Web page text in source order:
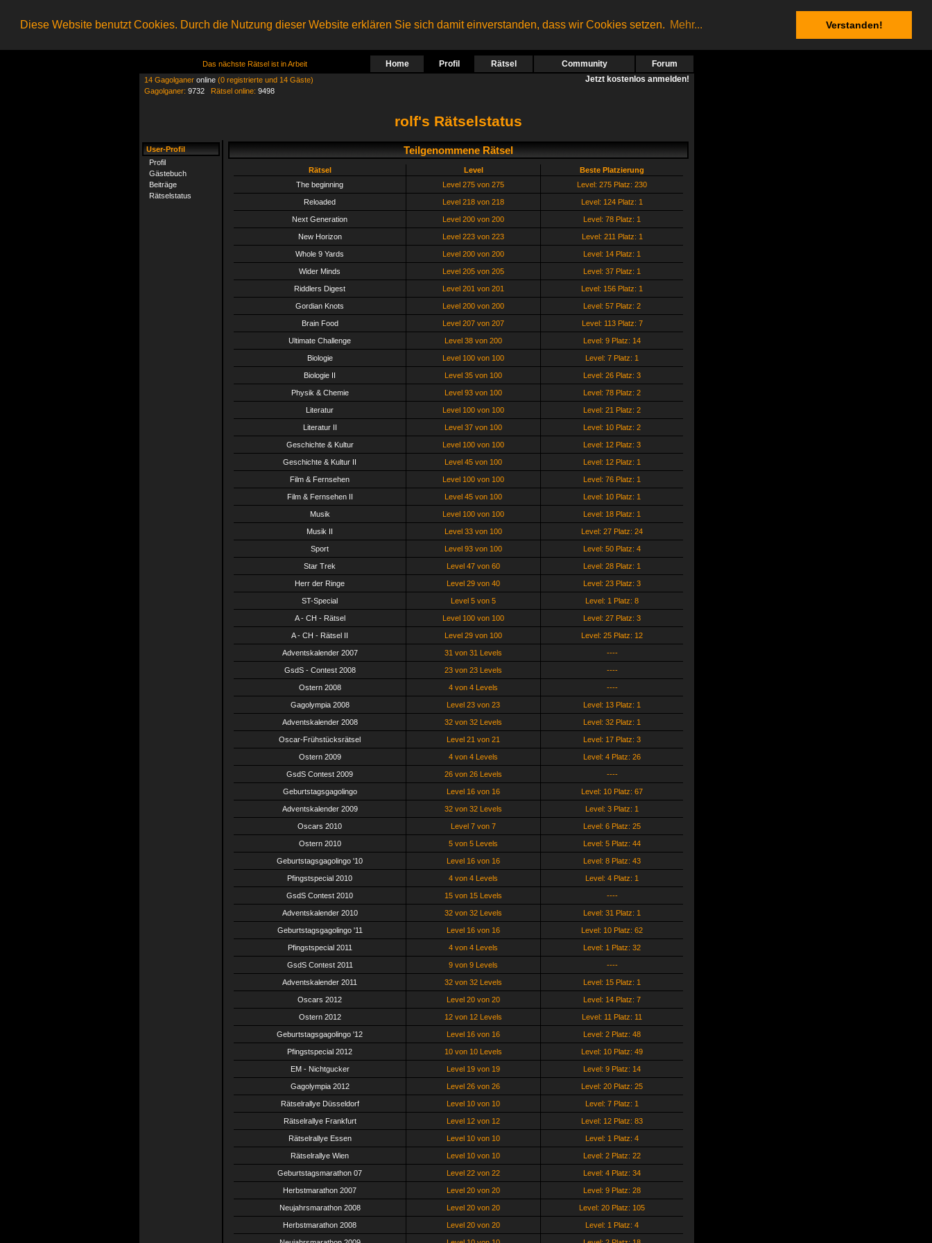
Diese Website benutzt Cookies. Durch die Nutzung dieser Website erklären Sie sich damit einverstanden, dass wir Cookies setzen. Mehr... Verstanden!
Das nächste Rätsel ist in Arbeit Home Profil Rätsel Community Forum
14 Gagolganer online (0 registrierte und 14 Gäste)
Gagolganer: 9732 Rätsel online: 9498
Jetzt kostenlos anmelden!
rolf's Rätselstatus
User-Profil
Profil
Gästebuch
Beiträge
Rätselstatus
Teilgenommene Rätsel
Rätsel Level
Beste Platzierung
The beginning
Level 275 von 275 Level: 275 Platz: 230
Reloaded Level 218 von 218 Level: 124 Platz: 1
Next Generation Level 200 von 200 Level: 78 Platz: 1
New Horizon Level 223 von 223 Level: 211 Platz: 1
Whole 9 Yards Level 200 von 200 Level: 14 Platz: 1
Wider Minds Level 205 von 205 Level: 37 Platz: 1
Riddlers Digest Level 201 von 201 Level: 156 Platz: 1
Gordian Knots Level 200 von 200 Level: 57 Platz: 2
Brain Food Level 207 von 207 Level: 113 Platz: 7
Ultimate Challenge Level 38 von 200 Level: 9 Platz: 14
Biologie Level 100 von 100 Level: 7 Platz: 1
Biologie II Level 35 von 100 Level: 26 Platz: 3
Physik & Chemie Level 93 von 100 Level: 78 Platz: 2
Literatur Level 100 von 100 Level: 21 Platz: 2
Literatur II Level 37 von 100 Level: 10 Platz: 2
Geschichte & Kultur Level 100 von 100 Level: 12 Platz: 3
Geschichte & Kultur II Level 45 von 100 Level: 12 Platz: 1
Film & Fernsehen Level 100 von 100 Level: 76 Platz: 1
Film & Fernsehen II Level 45 von 100 Level: 10 Platz: 1
Musik Level 100 von 100 Level: 18 Platz: 1
Musik II Level 33 von 100 Level: 27 Platz: 24
Sport Level 93 von 100 Level: 50 Platz: 4
Star Trek Level 47 von 60 Level: 28 Platz: 1
Herr der Ringe Level 29 von 40 Level: 23 Platz: 3
ST-Special Level 5 von 5 Level: 1 Platz: 8
A - CH - Rätsel Level 100 von 100 Level: 27 Platz: 3
A - CH - Rätsel II Level 29 von 100 Level: 25 Platz: 12
Adventskalender 2007 31 von 31 Levels ----
GsdS - Contest 2008 23 von 23 Levels ----
Ostern 2008 4 von 4 Levels ----
Gagolympia 2008 Level 23 von 23 Level: 13 Platz: 1
Adventskalender 2008 32 von 32 Levels Level: 32 Platz: 1
Oscar-Frühstücksrätsel Level 21 von 21 Level: 17 Platz: 3
Ostern 2009 4 von 4 Levels Level: 4 Platz: 26
GsdS Contest 2009 26 von 26 Levels ----
Geburtstagsgagolingo Level 16 von 16 Level: 10 Platz: 67
Adventskalender 2009 32 von 32 Levels Level: 3 Platz: 1
Oscars 2010 Level 7 von 7 Level: 6 Platz: 25
Ostern 2010 5 von 5 Levels Level: 5 Platz: 44
Geburtstagsgagolingo '10 Level 16 von 16 Level: 8 Platz: 43
Pfingstspecial 2010 4 von 4 Levels Level: 4 Platz: 1
GsdS Contest 2010 15 von 15 Levels ----
Adventskalender 2010 32 von 32 Levels Level: 31 Platz: 1
Geburtstagsgagolingo '11 Level 16 von 16 Level: 10 Platz: 62
Pfingstspecial 2011 4 von 4 Levels Level: 1 Platz: 32
GsdS Contest 2011 9 von 9 Levels ----
Adventskalender 2011 32 von 32 Levels Level: 15 Platz: 1
Oscars 2012 Level 20 von 20 Level: 14 Platz: 7
Ostern 2012 12 von 12 Levels Level: 11 Platz: 11
Geburtstagsgagolingo '12 Level 16 von 16 Level: 2 Platz: 48
Pfingstspecial 2012 10 von 10 Levels Level: 10 Platz: 49
EM - Nichtgucker Level 19 von 19 Level: 9 Platz: 14
Gagolympia 2012 Level 26 von 26 Level: 20 Platz: 25
Rätselrallye Düsseldorf Level 10 von 10 Level: 7 Platz: 1
Rätselrallye Frankfurt Level 12 von 12 Level: 12 Platz: 83
Rätselrallye Essen Level 10 von 10 Level: 1 Platz: 4
Rätselrallye Wien Level 10 von 10 Level: 2 Platz: 22
Geburtstagsmarathon 07 Level 22 von 22 Level: 4 Platz: 34
Herbstmarathon 2007 Level 20 von 20 Level: 9 Platz: 28
Neujahrsmarathon 2008 Level 20 von 20 Level: 20 Platz: 105
Herbstmarathon 2008 Level 20 von 20 Level: 1 Platz: 4